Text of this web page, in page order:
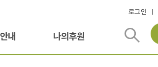
로그인
내 나의후원